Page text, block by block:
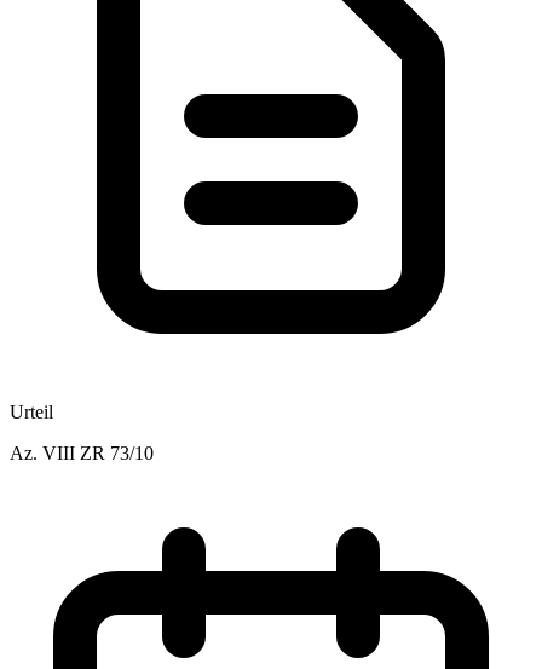
Urteil
Az. VIII ZR 73/10